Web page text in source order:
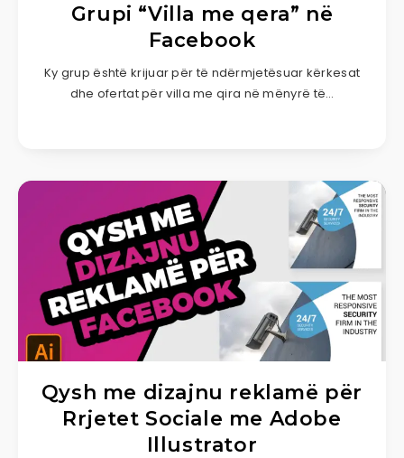
Grupi “Villa me qera” në
Facebook
Ky grup është krijuar për të ndërmjetësuar kërkesat
dhe ofertat për villa me qira në mënyrë të…
Qysh me dizajnu reklamë për
Rrjetet Sociale me Adobe
Illustrator